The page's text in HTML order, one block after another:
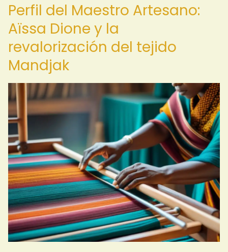
Perfil del Maestro Artesano:
Aïssa Dione y la
revalorización del tejido
Mandjak